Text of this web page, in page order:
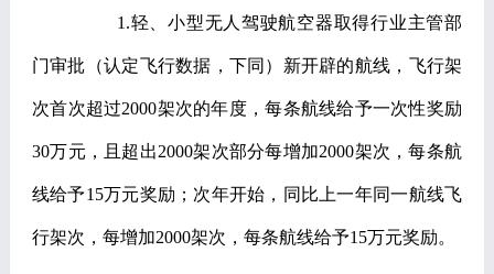
1.轻、小型无人驾驶航空器取得行业主管部
门审批（认定飞行数据，下同）新开辟的航线，飞行架
次首次超过2000架次的年度，每条航线给予一次性奖励
30万元，且超出2000架次部分每增加2000架次，每条航
线给予15万元奖励；次年开始，同比上一年同一航线飞
行架次，每增加2000架次，每条航线给予15万元奖励。